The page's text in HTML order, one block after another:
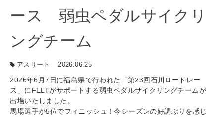
ース 弱虫ペダルサイクリ
ングチーム
アスリート 2026.06.25
2026年6月7日に福島県で行われた「第23回石川ロードレー
ス」にFELTがサポートする弱虫ペダルサイクリングチームが
出場いたしました。
馬場選手が5位でフィニッシュ！今シーズンの好調ぶりを感じ